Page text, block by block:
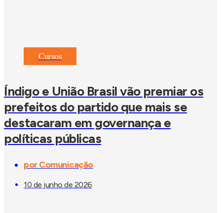
Cursos
Índigo e União Brasil vão premiar os
prefeitos do partido que mais se
destacaram em governança e
políticas públicas
porComunicação
10 de junho de 2026